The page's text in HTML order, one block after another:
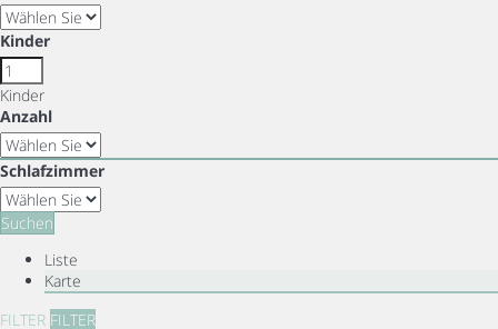
Kinder
Kinder
Anzahl
Schlafzimmer
Suchen
Liste
Karte
FILTER FILTER